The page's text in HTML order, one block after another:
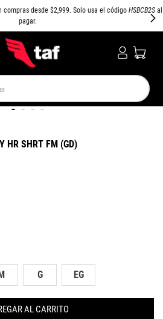
compras desde $2,999. Solo usa el código HSBCB2S al
pagar.
HR SHRT FM (GD)
G EG
AL CARRITO